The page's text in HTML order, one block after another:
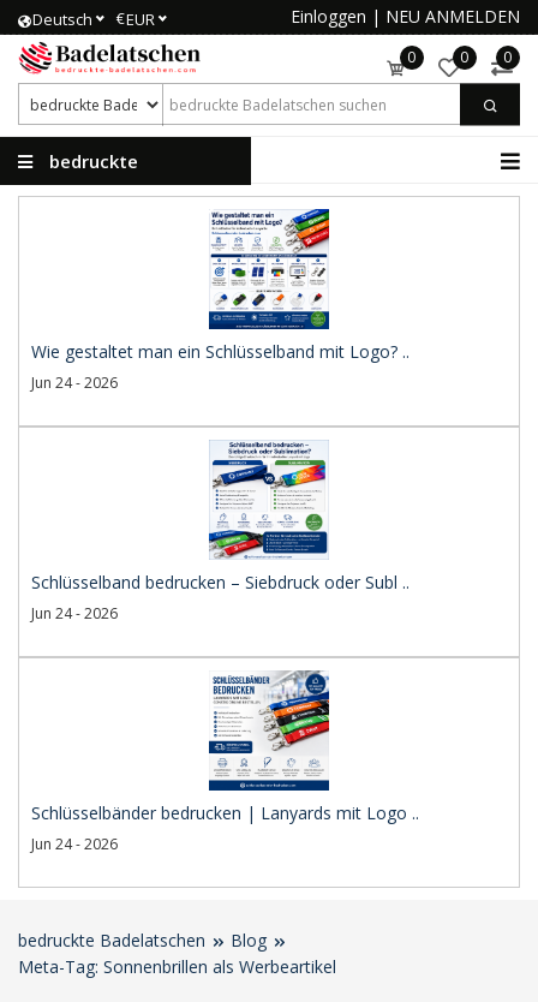
Deutsch €EUR Einloggen | NEU ANMELDEN
0 0 0
bedruckte
Wie gestaltet man ein Schlüsselband mit Logo? ..
Jun 24 - 2026
Schlüsselband bedrucken – Siebdruck oder Subl ..
Jun 24 - 2026
Schlüsselbänder bedrucken | Lanyards mit Logo ..
Jun 24 - 2026
bedruckte Badelatschen
Blog
Meta-Tag: Sonnenbrillen als Werbeartikel